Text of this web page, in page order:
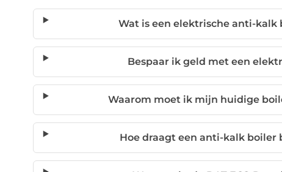
Wat is een elektrische anti-kalk
Bespaar ik geld met een
Waarom moet ik mijn huidige
Hoe draagt een anti-kalk boiler